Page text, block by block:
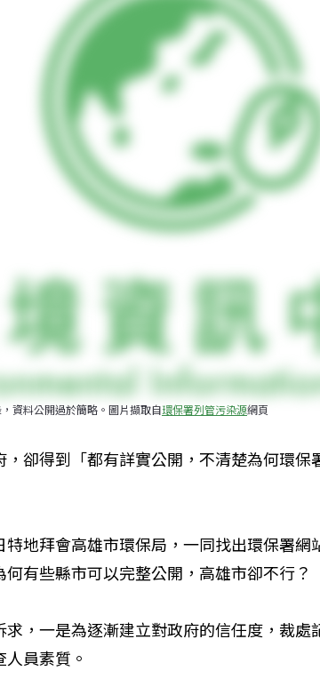
資料公開過於簡略。圖片擷取自環保署列管污染源網頁
，卻得到「都有詳實公開，不清楚為何環保
特地拜會高雄市環保局，一同找出環保署網
有些縣市可以完整公開，高雄市卻不行？
求，一是為逐漸建立對政府的信任度，裁處
員素質。